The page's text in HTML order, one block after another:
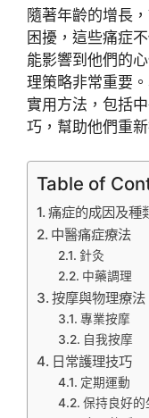
隨著年齡的增長
困擾，這些痛症
能影響到他們的
理策略非常重要
實用方法，包括
巧，幫助他們重
Table of
痛症的成因及種
中醫痛症療法
針灸
中藥調理
按摩與物理療法
專業按摩
自我按摩
日常護理技巧
定期運動
保持良好的